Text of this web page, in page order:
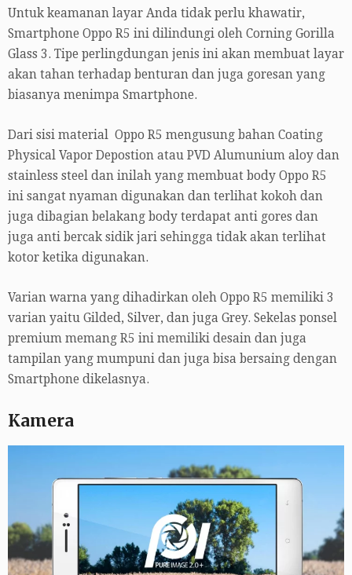
Untuk keamanan layar Anda tidak perlu khawatir,
Smartphone Oppo R5 ini dilindungi oleh Corning Gorilla
Glass 3. Tipe perlingdungan jenis ini akan membuat layar
akan tahan terhadap benturan dan juga goresan yang
biasanya menimpa Smartphone.
Dari sisi material Oppo R5 mengusung bahan Coating
Physical Vapor Depostion atau PVD Alumunium aloy dan
stainless steel dan inilah yang membuat body Oppo R5
ini sangat nyaman digunakan dan terlihat kokoh dan
juga dibagian belakang body terdapat anti gores dan
juga anti bercak sidik jari sehingga tidak akan terlihat
kotor ketika digunakan.
Varian warna yang dihadirkan oleh Oppo R5 memiliki 3
varian yaitu Gilded, Silver, dan juga Grey. Sekelas ponsel
premium memang R5 ini memiliki desain dan juga
tampilan yang mumpuni dan juga bisa bersaing dengan
Smartphone dikelasnya.
Kamera